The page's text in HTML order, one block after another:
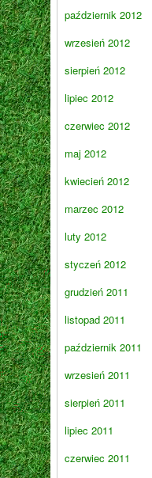
październik 2012
wrzesień 2012
sierpień 2012
lipiec 2012
czerwiec 2012
maj 2012
kwiecień 2012
marzec 2012
luty 2012
styczeń 2012
grudzień 2011
listopad 2011
październik 2011
wrzesień 2011
sierpień 2011
lipiec 2011
czerwiec 2011